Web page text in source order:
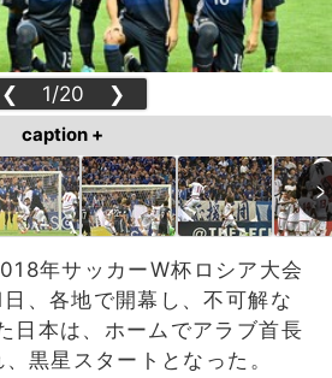
❮ 1/20 ❯
caption +
年サッカーW杯ロシア大会
、各地で開幕し、不可解な
日本は、ホームでアラブ首長
黒星スタートとなった。